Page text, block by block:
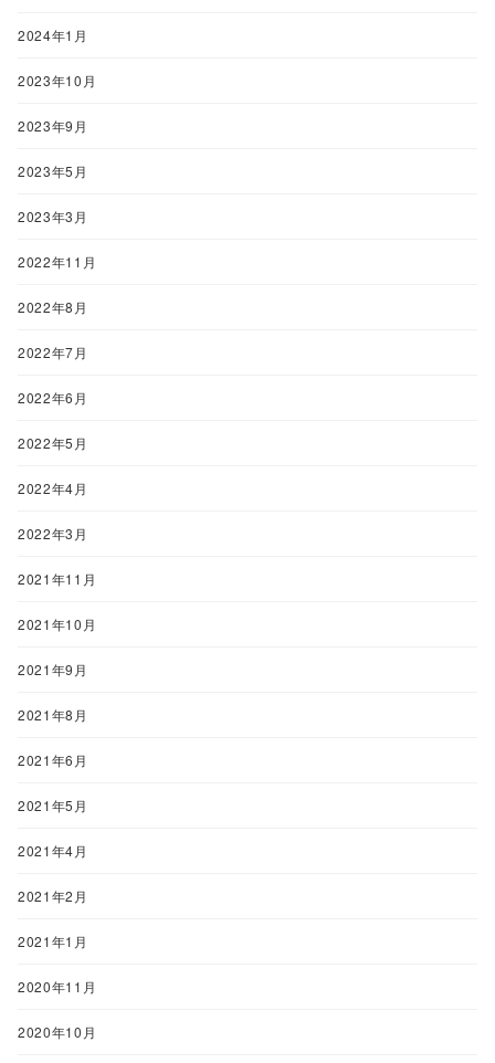
2024年1月
2023年10月
2023年9月
2023年5月
2023年3月
2022年11月
2022年8月
2022年7月
2022年6月
2022年5月
2022年4月
2022年3月
2021年11月
2021年10月
2021年9月
2021年8月
2021年6月
2021年5月
2021年4月
2021年2月
2021年1月
2020年11月
2020年10月